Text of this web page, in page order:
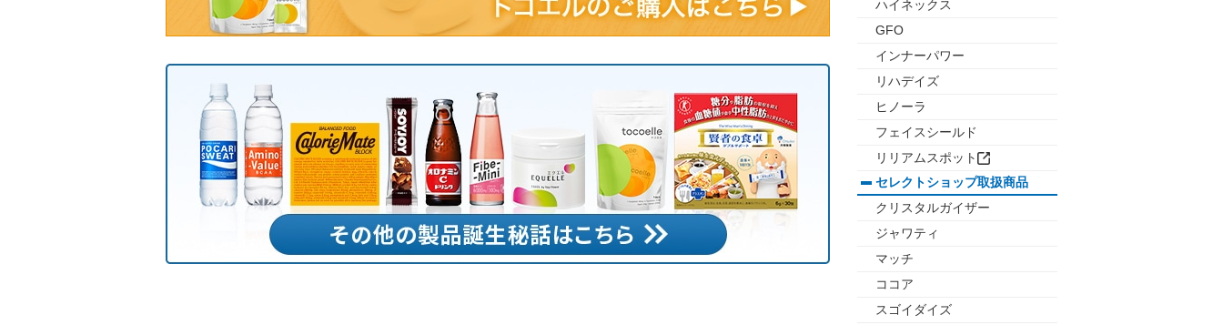
ハイネックス
GFO
インナーパワー
リハデイズ
ヒノーラ
フェイスシールド
リリアムスポット
セレクトショップ取扱商品
クリスタルガイザー
ジャワティ
マッチ
ココア
スゴイダイズ